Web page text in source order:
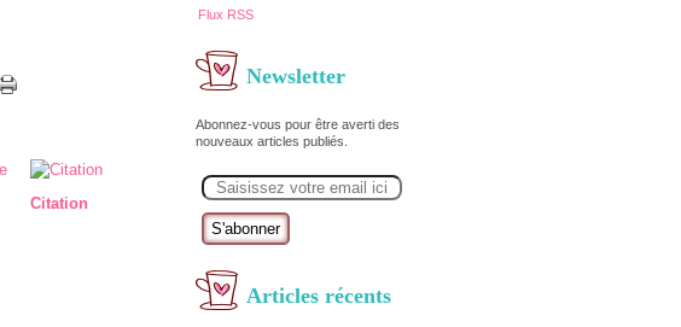
Flux RSS
Newsletter
Abonnez-vous pour être averti des
nouveaux articles publiés.
m
Articles récents
Citation